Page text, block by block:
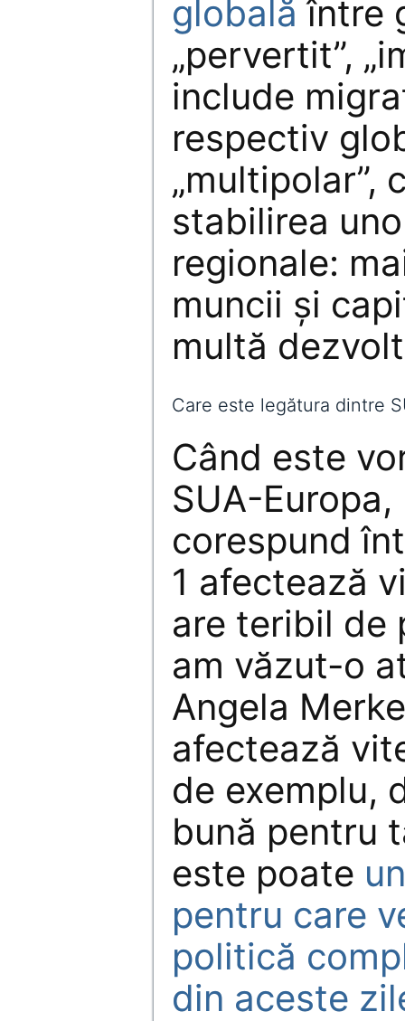
globală între
„pervertit”,
include
respectiv
„multipolar”,
stabilirea
regionale:
muncii și
multă
Care este legătura dintre
Când este
SUA-
corespund
1 afectează
are teribil de
am văzut-o
Angela
afectează
de exemplu,
bună pentru
este poate
pentru care
politică
din aceste